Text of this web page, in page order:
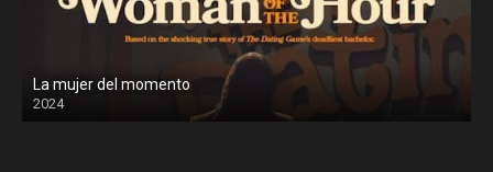
La mujer del momento
2024